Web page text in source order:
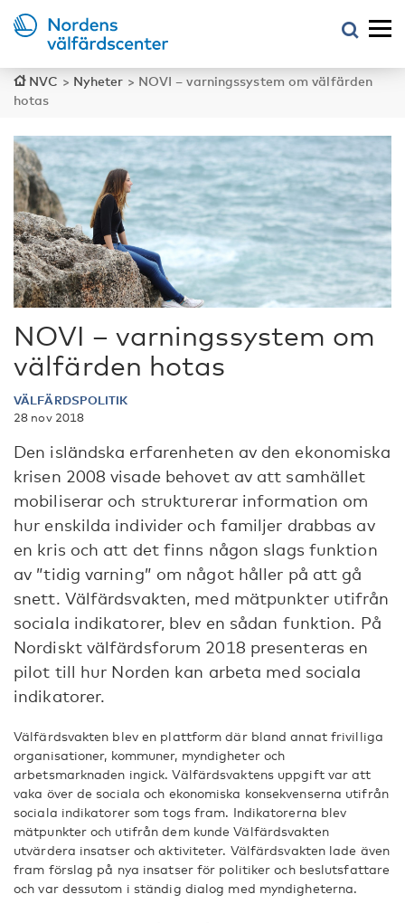
NVC > Nyheter > NOVI – varningssystem om välfärden
hotas
NOVI – varningssystem om
välfärden hotas
VÄLFÄRDSPOLITIK
28 nov 2018
Den isländska erfarenheten av den ekonomiska
krisen 2008 visade behovet av att samhället
mobiliserar och strukturerar information om
hur enskilda individer och familjer drabbas av
en kris och att det finns någon slags funktion
av ”tidig varning” om något håller på att gå
snett. Välfärdsvakten, med mätpunkter utifrån
sociala indikatorer, blev en sådan funktion. På
Nordiskt välfärdsforum 2018 presenteras en
pilot till hur Norden kan arbeta med sociala
indikatorer.
Välfärdsvakten blev en plattform där bland annat frivilliga
organisationer, kommuner, myndigheter och
arbetsmarknaden ingick. Välfärdsvaktens uppgift var att
vaka över de sociala och ekonomiska konsekvenserna utifrån
sociala indikatorer som togs fram. Indikatorerna blev
mätpunkter och utifrån dem kunde Välfärdsvakten
utvärdera insatser och aktiviteter. Välfärdsvakten lade även
fram förslag på nya insatser för politiker och beslutsfattare
och var dessutom i ständig dialog med myndigheterna.